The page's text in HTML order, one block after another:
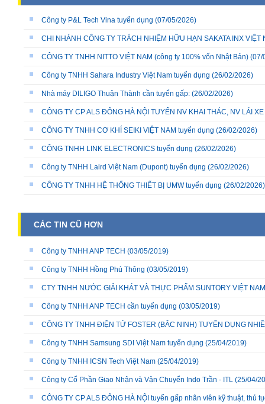
Công ty P&L Tech Vina tuyển dụng (07/05/2026)
CHI NHÁNH CÔNG TY TRÁCH NHIỆM HỮU HẠN SAKATA INX
CÔNG TY TNHH NITTO VIỆT NAM (công ty 100% vốn Nhật Bản) (07/
Công ty TNHH Sahara Industry Việt Nam tuyển dụng (26/02/2026)
Nhà máy DILIGO Thuận Thành cần tuyển gấp: (26/02/2026)
CÔNG TY CP ALS ĐÔNG HÀ NỘI TUYỂN NV KHAI THÁC, NV LÁI
CÔNG TY TNHH CƠ KHÍ SEIKI VIỆT NAM tuyển dụng (26/02/2026)
CÔNG TNHH LINK ELECTRONICS tuyển dụng (26/02/2026)
Công ty TNHH Laird Việt Nam (Dupont) tuyển dụng (26/02/2026)
CÔNG TY TNHH HỆ THỐNG THIẾT BỊ UMW tuyển dụng (26/02/2026)
CÁC TIN CŨ HƠN
Công ty TNHH ANP TECH (03/05/2019)
Công ty TNHH Hồng Phú Thông (03/05/2019)
CTY TNHH NƯỚC GIẢI KHÁT VÀ THỰC PHẨM SUNTORY VIỆT NAM
Công ty TNHH ANP TECH cần tuyển dụng (03/05/2019)
CÔNG TY TNHH ĐIỆN TỬ FOSTER (BẮC NINH) TUYỂN DỤNG
Công ty TNHH Samsung SDI Việt Nam tuyển dụng (25/04/2019)
Công ty TNHH ICSN Tech Việt Nam (25/04/2019)
Công ty Cổ Phần Giao Nhận và Vận Chuyển Indo Trần - ITL (25/04/
CÔNG TY CP ALS ĐÔNG HÀ NỘI tuyển gấp nhân viên kỹ thuật, thủ